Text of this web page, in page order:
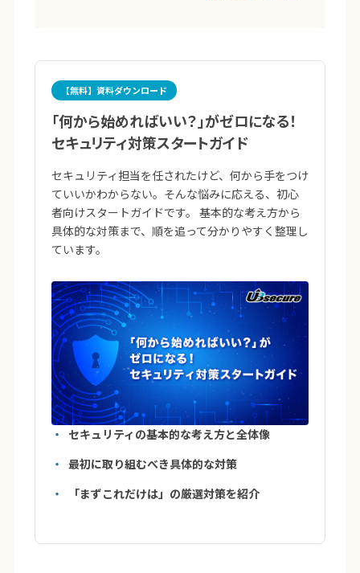
【無料】資料ダウンロード
「何から始めればいい？」がゼロになる！
セキュリティ対策スタートガイド
セキュリティ担当を任されたけど、何から手をつけ
ていいかわからない。そんな悩みに応える、初心
者向けスタートガイドです。 基本的な考え方から
具体的な対策まで、順を追って分かりやすく整理し
ています。
セキュリティの基本的な考え方と全体像
最初に取り組むべき具体的な対策
「まずこれだけは」の厳選対策を紹介